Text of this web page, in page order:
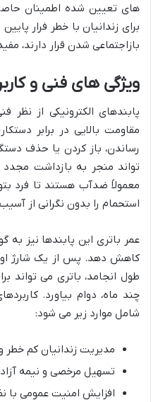
های تعیین شده اطمینان
برای زندانیان با خطر فرار
بازاجتماعی شدن قرار دارند،
ویژگی های فنی و
پابندهای الکترونیکی از
مقاومت بالایی در برابر
رساندن، باز کردن یا حذف
تواند منجر به بازداشت
معمولاً ضدآب هستند تا فرد
استحمام را بدون نگرانی از
عمر باتری این پابندها نیز به
طول انجامد، باتری می تواند
چند ماه، دوام بیاورد.
شامل موارد زیر می شود:
مدیریت زندانیان کم خطر
تسهیل مرخصی و نیمه
افزایش امنیت عمومی با